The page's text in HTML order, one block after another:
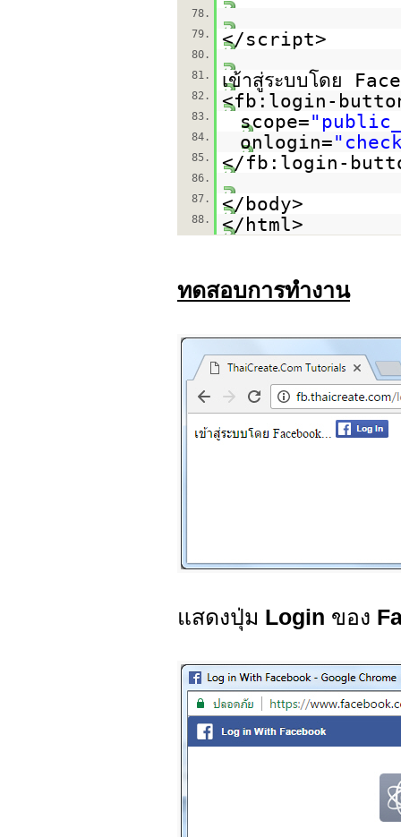
78.
79.
</script>
80.
81.
เข้าสู่ระบบโดย
82. <fb:login-
83. scope=
84. onlogin=
85. </fb:login-
86.
87.
</body>
88. </html>
ทดสอบการทำงาน
แสดงปุ่ม Login ของ